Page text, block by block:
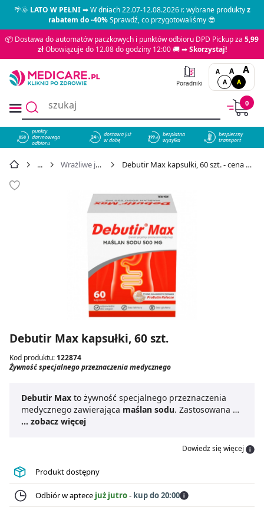
🌴🌞LATO W PEŁNI➡ W dniach 22.07-12.08.2026 r. wybrane produktyz
rabatem do -40%Sprawdź, co przygotowaliśmy 😎
📦 Dostawa do automatów paczkowych i punktów odbioru DPD Pickup za 5,99
złObowiązuje do 12.08 do godziny 12:00 🚚 ➡Skorzystaj!
Poradniki
A A A
A A
0
858
punkty
darmowego
odbioru
dostawa już
w dobę
bezpłatna
wysyłka
bezpieczny
transport
Wrażliwe jelita Debutir Max kapsułki, 60 szt. - cena 49,95 zł
Debutir Max kapsułki, 60 szt.
Kod produktu: 122874
Żywność specjalnego przeznaczenia medycznego
Debutir Max to żywność specjalnego przeznaczenia
medycznego zawierająca maślan sodu. Zastosowana w
produkcie innowacyjna formuła mikrootoczki zapewnia
zalecane są m.in.
biegunek o różnych podłożu, nieswoistych chorób
zapalnych jelit oraz przy niedoborach pokarmowych.
Debutir Maxjest odpowiedni dla osób dorosłych oraz
dzieci powyżej 7. roku życia. Kapsułki należy
... zobacz więcej
Dowiedz się więcej
Produkt dostępny
Odbiór w aptece już jutro- kup do 20:00